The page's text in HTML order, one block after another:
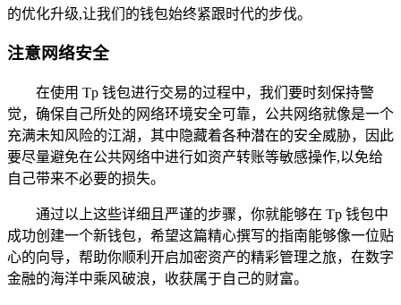
的优化升级,让我们的钱包始终紧跟时代的步伐。
注意网络安全
在使用 Tp 钱包进行交易的过程中，我们要时刻保持警
觉，确保自己所处的网络环境安全可靠，公共网络就像是一个
充满未知风险的江湖，其中隐藏着各种潜在的安全威胁，因此
要尽量避免在公共网络中进行如资产转账等敏感操作,以免给
自己带来不必要的损失。
通过以上这些详细且严谨的步骤，你就能够在 Tp 钱包中
成功创建一个新钱包，希望这篇精心撰写的指南能够像一位贴
心的向导，帮助你顺利开启加密资产的精彩管理之旅，在数字
金融的海洋中乘风破浪，收获属于自己的财富。